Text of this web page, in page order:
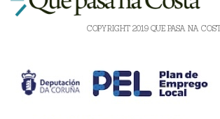
COPYRIGHT 2019 QUE PASA NA